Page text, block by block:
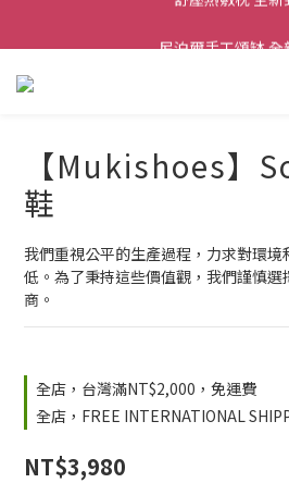
尼泊爾手工頌缽 全
2026  春夏服飾 全
【Mukishoes】
鞋
我們重視公平的生產過程，力求對環
低。為了秉持這些價值觀，我們謹慎
商。
全店，台灣滿NT$2,000，免運費
全店，FREE INTERNATIONAL
NT$3,980